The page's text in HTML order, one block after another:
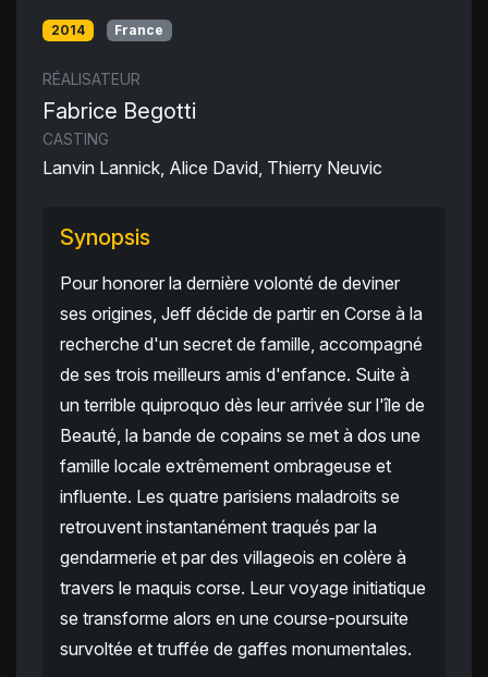
2014 France
RÉALISATEUR
Fabrice Begotti
CASTING
Lanvin Lannick, Alice David, Thierry Neuvic
Synopsis
Pour honorer la dernière volonté de deviner
ses origines, Jeff décide de partir en Corse à la
recherche d'un secret de famille, accompagné
de ses trois meilleurs amis d'enfance. Suite à
un terrible quiproquo dès leur arrivée sur l'île de
Beauté, la bande de copains se met à dos une
famille locale extrêmement ombrageuse et
influente. Les quatre parisiens maladroits se
retrouvent instantanément traqués par la
gendarmerie et par des villageois en colère à
travers le maquis corse. Leur voyage initiatique
se transforme alors en une course-poursuite
survoltée et truffée de gaffes monumentales.